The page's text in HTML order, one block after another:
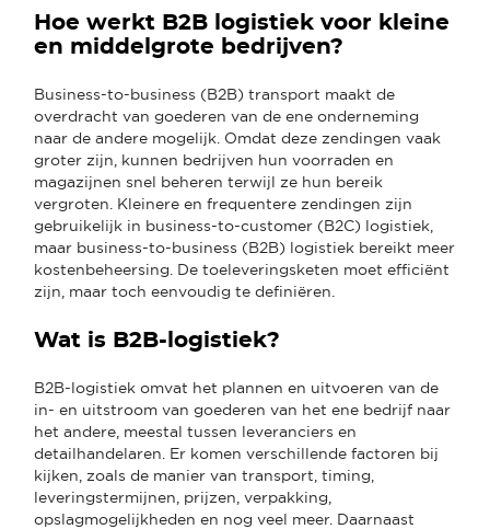
Hoe werkt B2B logistiek voor kleine
en middelgrote bedrijven?
Business-to-business (B2B) transport maakt de
overdracht van goederen van de ene onderneming
naar de andere mogelijk. Omdat deze zendingen vaak
groter zijn, kunnen bedrijven hun voorraden en
magazijnen snel beheren terwijl ze hun bereik
vergroten. Kleinere en frequentere zendingen zijn
gebruikelijk in business-to-customer (B2C) logistiek,
maar business-to-business (B2B) logistiek bereikt meer
kostenbeheersing. De toeleveringsketen moet efficiënt
zijn, maar toch eenvoudig te definiëren.
Wat is B2B-logistiek?
B2B-logistiek omvat het plannen en uitvoeren van de
in- en uitstroom van goederen van het ene bedrijf naar
het andere, meestal tussen leveranciers en
detailhandelaren. Er komen verschillende factoren bij
kijken, zoals de manier van transport, timing,
leveringstermijnen, prijzen, verpakking,
opslagmogelijkheden en nog veel meer. Daarnaast